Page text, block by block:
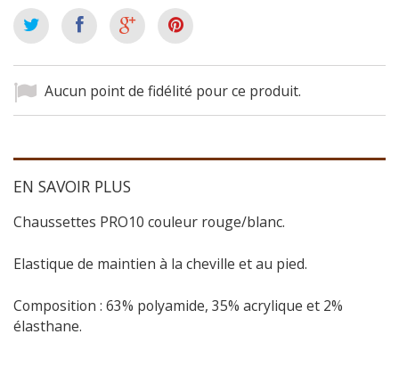
Aucun point de fidélité pour ce produit.
EN SAVOIR PLUS
Chaussettes PRO10 couleur rouge/blanc.
Elastique de maintien à la cheville et au pied.
Composition : 63% polyamide, 35% acrylique et 2%
élasthane.